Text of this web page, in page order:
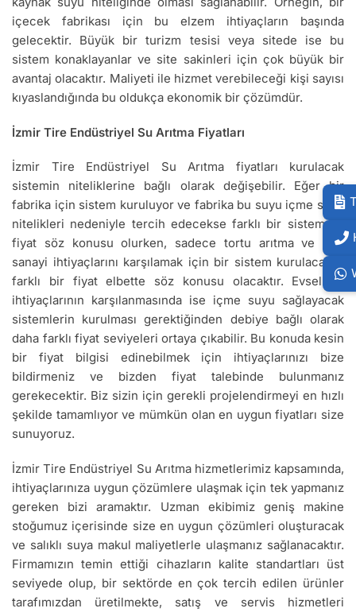
içecek fabrikası için bu elzem ihtiyaçların başında
gelecektir. Büyük bir turizm tesisi veya sitede ise bu
sistem konaklayanlar ve site sakinleri için çok büyük bir
avantaj olacaktır. Maliyeti ile hizmet verebileceği kişi sayısı
kıyaslandığında bu oldukça ekonomik bir çözümdür.
İzmir Tire Endüstriyel Su Arıtma Fiyatları
İzmir Tire Endüstriyel Su Arıtma fiyatları kurulacak
sistemin niteliklerine bağlı olarak değişebilir. Eğer bir
fabrika için sistem kuruluyor ve fabrika bu suyu içme suyu
nitelikleri nedeniyle tercih edecekse farklı bir sistem ve
fiyat söz konusu olurken, sadece tortu arıtma ve ağır
sanayi ihtiyaçlarını karşılamak için bir sistem kurulacaksa
farklı bir fiyat elbette söz konusu olacaktır. Evsel su
ihtiyaçlarının karşılanmasında ise içme suyu sağlayacak
sistemlerin kurulması gerektiğinden debiye bağlı olarak
daha farklı fiyat seviyeleri ortaya çıkabilir. Bu konuda kesin
bir fiyat bilgisi edinebilmek için ihtiyaçlarınızı bize
bildirmeniz ve bizden fiyat talebinde bulunmanız
gerekecektir. Biz sizin için gerekli projelendirmeyi en hızlı
şekilde tamamlıyor ve mümkün olan en uygun fiyatları size
sunuyoruz.
İzmir Tire Endüstriyel Su Arıtma hizmetlerimiz kapsamında,
ihtiyaçlarınıza uygun çözümlere ulaşmak için tek yapmanız
gereken bizi aramaktır. Uzman ekibimiz geniş makine
stoğumuz içerisinde size en uygun çözümleri oluşturacak
ve salıklı suya makul maliyetlerle ulaşmanız sağlanacaktır.
Firmamızın temin ettiği cihazların kalite standartları üst
seviyede olup, bir sektörde en çok tercih edilen ürünler
tarafımızdan üretilmekte, satış ve servis hizmetleri